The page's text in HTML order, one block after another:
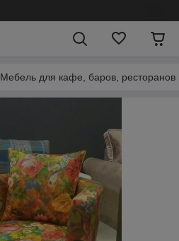
Мебель для кафе, баров, ресторанов